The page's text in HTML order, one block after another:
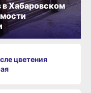
Хабаровском
цветения